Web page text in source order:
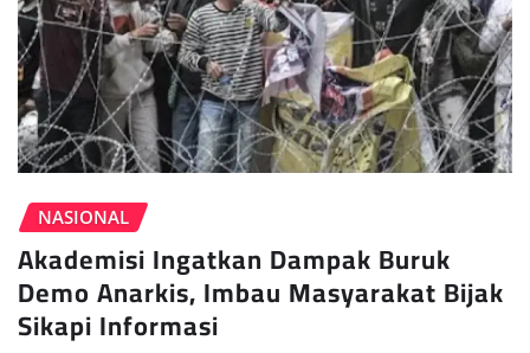
NASIONAL
Akademisi Ingatkan Dampak Buruk
Demo Anarkis, Imbau Masyarakat Bijak
Sikapi Informasi